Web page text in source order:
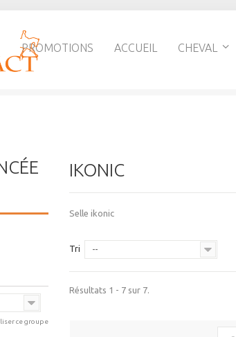
PROMOTIONS ACCUEIL CHEVAL
IKONIC
Selle ikonic
Tri --
Résultats 1 - 7 sur 7.
ce groupe